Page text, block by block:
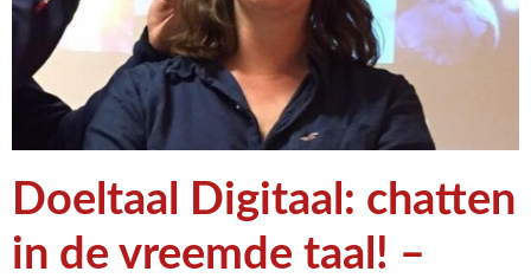
Doeltaal Digitaal: chatten
in de vreemde taal! –